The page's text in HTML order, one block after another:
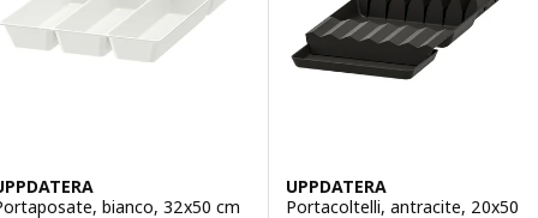
bianco, 32x50 cm
UPPDATERA
Portacoltelli, antracite, 20x50